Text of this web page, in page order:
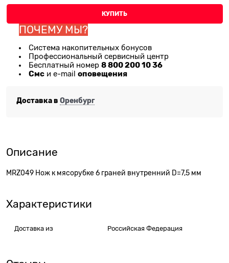
КУПИТЬ
ПОЧЕМУ МЫ?
Система накопительных бонусов
Профессиональный сервисный центр
Бесплатный номер 8 800 200 10 36
Смс и e-mail оповещения
Доставка в Оренбург
Описание
MRZ049 Нож к мясорубке 6 граней внутренний D=7,5 мм
Характеристики
Доставка из Российская Федерация